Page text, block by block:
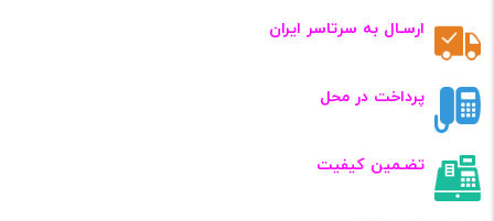
ارسـال به سرتاسر ایران
پرداخت در محل
تضـمین کیفیت